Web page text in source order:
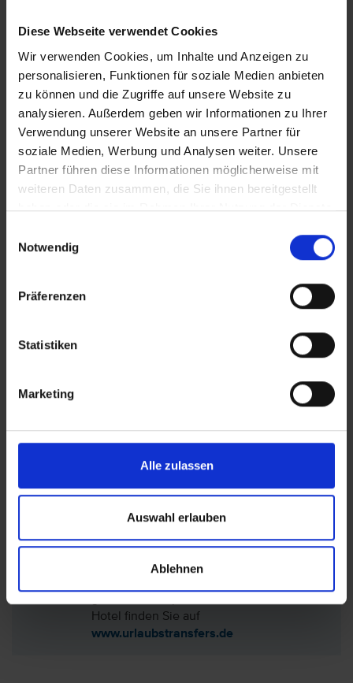
Diese Webseite verwendet Cookies
Wir verwenden Cookies, um Inhalte und Anzeigen zu
personalisieren, Funktionen für soziale Medien anbieten
zu können und die Zugriffe auf unsere Website zu
analysieren. Außerdem geben wir Informationen zu Ihrer
Verwendung unserer Website an unsere Partner für
soziale Medien, Werbung und Analysen weiter. Unsere
Partner führen diese Informationen möglicherweise mit
weiteren Daten zusammen, die Sie ihnen bereitgestellt
haben oder die sie im Rahmen Ihrer Nutzung der Dienste
Notwendig
Präferenzen
Statistiken
Marketing
Alle zulassen
Auswahl erlauben
Ablehnen
Nacht und pro Person zzgl. MwSt. (10%)
Januar 2018 gültig.
1*-3* Hotel= 2 EUR/Nacht
3,5* -4* Hotel= 3 EUR/Nacht
4,5* -5,5* Hotel= 4 EUR/Nacht
In der Nebensaison (01.November - 30.April)
werden die Gebühren um 75% reduziert.
Steuer.
und ist direkt vor Ort im Hotel vom Gast zu
entrichten.
ausgenommen.
Lage: Hotel Pierre Vacances Mallorca Portofino,
Mallorca (Balearen)
Hotel auf der Karte anzeigen
Hotel finden Sie auf
www.urlaubstransfers.de